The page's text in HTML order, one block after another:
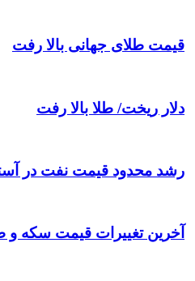
قیمت طلای جهانی بالا رفت
دلار ریخت/ طلا بالا رفت
رشد محدود قیمت نفت در
آخرین تغییرات قیمت سکه و طلا (۹۸/